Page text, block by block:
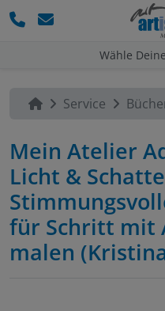
Wähle
Service
Mein Atelier
Licht &
für Schritt mit
malen